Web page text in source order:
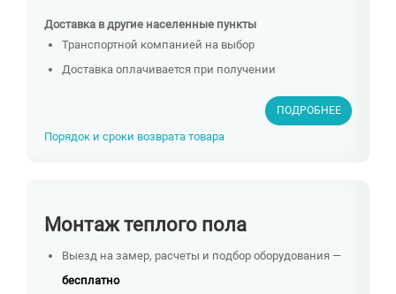
Доставка в другие населенные пункты
Транспортной компанией на выбор
Доставка оплачивается при получении
ПОДРОБНЕЕ
Порядок и сроки возврата товара
Монтаж теплого пола
Выезд на замер, расчеты и подбор оборудования —
бесплатно